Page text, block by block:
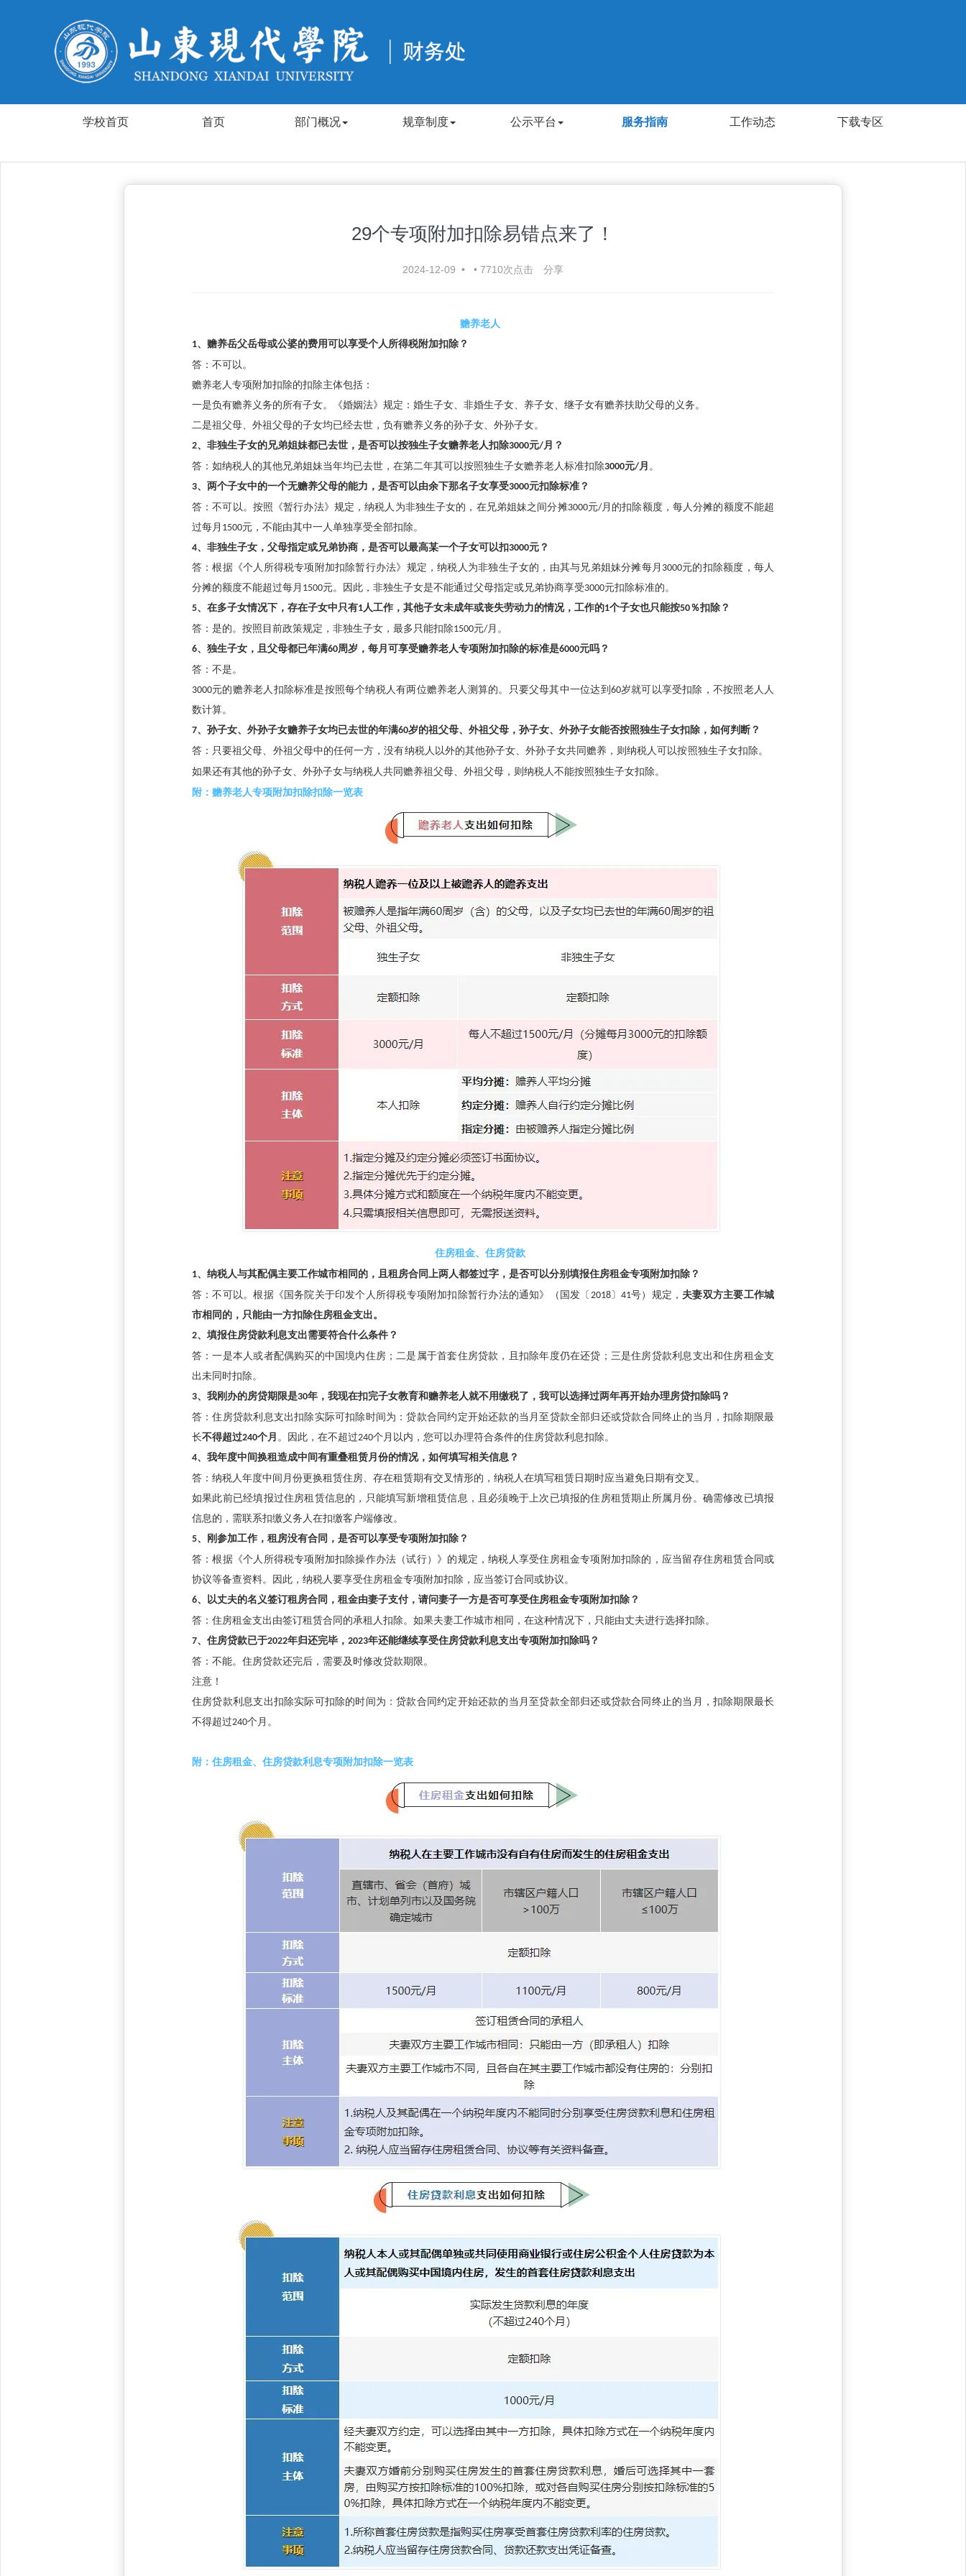
学校首页 首页 部门概况 规章制度 公示平台 服务指南 工作动态 下载专区
29个专项附加扣除易错点来了！
2024-12-09 • • 7710次点击 分享
赡养老人
1、赡养岳父岳母或公婆的费用可以享受个人所得税附加扣除？
答：不可以。
赡养老人专项附加扣除的扣除主体包括：
一是负有赡养义务的所有子女。《婚姻法》规定：婚生子女、非婚生子女、养子女、继子女有赡养扶助父母的义务。
二是祖父母、外祖父母的子女均已经去世，负有赡养义务的孙子女、外孙子女。
2、非独生子女的兄弟姐妹都已去世，是否可以按独生子女赡养老人扣除3000元/月？
答：如纳税人的其他兄弟姐妹当年均已去世，在第二年其可以按照独生子女赡养老人标准扣除3000元/月 。
3、两个子女中的一个无赡养父母的能力，是否可以由余下那名子女享受3000元扣除标准？
答：不可以。按照《暂行办法》规定，纳税人为非独生子女的，在兄弟姐妹之间分摊3000元/月的扣除额度，每人分摊的额度不能超
过每月 1500元，不能由其中一人单独享受全部扣除。
4、非独生子女，父母指定或兄弟协商，是否可以最高某一个子女可以扣3000元？
答：根据《个人所得税专项附加扣除暂行办法》规定，纳税人为非独生子女的，由其与兄弟姐妹分摊每月 3000元的扣除额度，每人
分摊的额度不能超过每月 1500元。因此，非独生子女是不能通过父母指定或兄弟协商享受3000元扣除标准的。
5、在多子女情况下，存在子女中只有1人工作，其他子女未成年或丧失劳动力的情况，工作的 1个子女也只能按50％扣除？
答：是的。按照目前政策规定，非独生子女，最多只能扣除1500元/月。
6、独生子女，且父母都已年满60周岁，每月可享受赡养老人专项附加扣除的标准是6000元吗？
答：不是。
3000元的赡养老人扣除标准是按照每个纳税人有两位赡养老人测算的。只要父母其中一位达到 60岁就可以享受扣除，不按照老人人
数计算。
7、孙子女、外孙子女赡养子女均已去世的年满60岁的祖父母、外祖父母，孙子女、外孙子女能否按照独生子女扣除，如何判断？
答：只要祖父母、外祖父母中的任何一方，没有纳税人以外的其他孙子女、外孙子女共同赡养，则纳税人可以按照独生子女扣除。
如果还有其他的孙子女、外孙子女与纳税人共同赡养祖父母、外祖父母，则纳税人不能按照独生子女扣除。
附：赡养老人专项附加扣除扣除一览表
住房租金、住房贷款
1、纳税人与其配偶主要工作城市相同的，且租房合同上两人都签过字，是否可以分别填报住房租金专项附加扣除？
答：不可以。根据《国务院关于印发个人所得税专项附加扣除暂行办法的通知》（国发〔 2018〕 41号）规定， 夫妻双方主要工作城
市相同的，只能由一方扣除住房租金支出。
2、填报住房贷款利息支出需要符合什么条件？
答：一是本人或者配偶购买的中国境内住房；二是属于首套住房贷款，且扣除年度仍在还贷；三是住房贷款利息支出和住房租金支
出未同时扣除。
3、我刚办的房贷期限是30年，我现在扣完子女教育和赡养老人就不用缴税了，我可以选择过两年再开始办理房贷扣除吗？
答：住房贷款利息支出扣除实际可扣除时间为：贷款合同约定开始还款的当月至贷款全部归还或贷款合同终止的当月，扣除期限最
长不得超过240个月 。因此，在不超过240个月以内，您可以办理符合条件的住房贷款利息扣除。
4、我年度中间换租造成中间有重叠租赁月份的情况，如何填写相关信息？
答：纳税人年度中间月份更换租赁住房、存在租赁期有交叉情形的，纳税人在填写租赁日期时应当避免日期有交叉。
如果此前已经填报过住房租赁信息的，只能填写新增租赁信息，且必须晚于上次已填报的住房租赁期止所属月份。确需修改已填报
信息的，需联系扣缴义务人在扣缴客户端修改。
5、刚参加工作，租房没有合同，是否可以享受专项附加扣除？
答：根据《个人所得税专项附加扣除操作办法（试行）》的规定，纳税人享受住房租金专项附加扣除的，应当留存住房租赁合同或
协议等备查资料。因此，纳税人要享受住房租金专项附加扣除，应当签订合同或协议。
6、以丈夫的名义签订租房合同，租金由妻子支付，请问妻子一方是否可享受住房租金专项附加扣除？
答：住房租金支出由签订租赁合同的承租人扣除。如果夫妻工作城市相同，在这种情况下，只能由丈夫进行选择扣除。
7、住房贷款已于2022年归还完毕， 2023年还能继续享受住房贷款利息支出专项附加扣除吗？
答：不能。住房贷款还完后，需要及时修改贷款期限。
注意！
住房贷款利息支出扣除实际可扣除的时间为：贷款合同约定开始还款的当月至贷款全部归还或贷款合同终止的当月，扣除期限最长
不得超过240个月。
附：住房租金、住房贷款利息专项附加扣除一览表